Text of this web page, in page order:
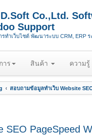
Co.,Ltd.
Support
รทำเว็บไซต์ พัฒนาระบบ CRM, ERP
าร สินค้า ความรู้
สอบถามข้อมูลทำเว็บ Website
PageSpeed